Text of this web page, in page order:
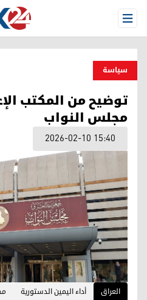
Open Menu
سیاسة
توضيح من المكتب
مجلس النواب
2026-02-10 15:40
العراق أداء اليمين الدستورية